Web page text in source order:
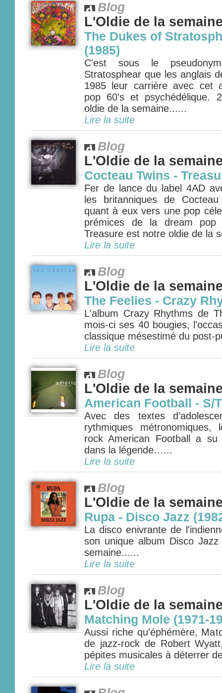
Blog
L'Oldie de la
The Dukes of
(1985)
C'est sous le
Stratosphear que les anglais
1985 leur carrière avec cet
pop 60's et psychédélique.
oldie de la semaine......
Lire la suite
Blog
L'Oldie de la
Cocteau Twins -
Fer de lance du label 4AD
les britanniques de
quant à eux vers une pop
prémices de la dream pop
Treasure est notre oldie de la
Lire la suite
Blog
L'Oldie de la
The Feelies - Crazy
L'album Crazy Rhythms de
mois-ci ses 40 bougies,
classique mésestimé du post-
Lire la suite
Blog
L'Oldie de la
American Football - S/
Avec des textes
rythmiques métronomiques,
rock American Football a
dans la légende…...
Lire la suite
Blog
L'Oldie de la
Rupa - Disco Jazz
La disco enivrante de
son unique album Disco
semaine......
Lire la suite
Blog
L'Oldie de la
Matching Mole (1971-
Aussi riche qu'éphémère,
de jazz-rock de Robert
pépites musicales à déterrer
Lire la suite